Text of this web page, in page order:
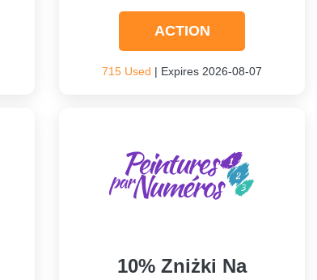
ACTION
715 Used | Expires 2026-08-07
10% Zniżki Na